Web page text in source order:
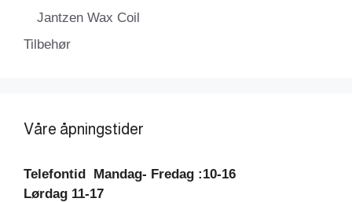
Jantzen Wax Coil
Tilbehør
Våre åpningstider
Telefontid Mandag- Fredag :10-16
Lørdag 11-17